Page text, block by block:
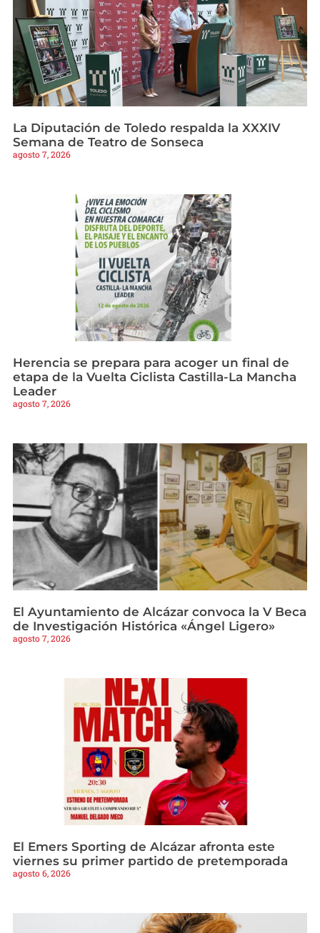
La Diputación de Toledo respalda la XXXIV
Semana de Teatro de Sonseca
agosto 7, 2026
Herencia se prepara para acoger un final de
etapa de la Vuelta Ciclista Castilla-La Mancha
Leader
agosto 7, 2026
El Ayuntamiento de Alcázar convoca la V Beca
de Investigación Histórica «Ángel Ligero»
agosto 7, 2026
El Emers Sporting de Alcázar afronta este
viernes su primer partido de pretemporada
agosto 6, 2026